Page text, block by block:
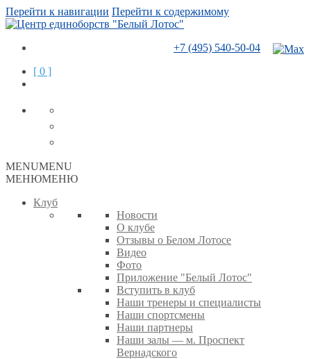
Перейти к навигации Перейти к содержимому
+7 (495) 540-50-04
[ 0 ]
MENUMENU
МЕНЮМЕНЮ
Клуб
Новости
О клубе
Отзывы о Белом Лотосе
Видео
Фото
Приложение "Белый Лотос"
Вступить в клуб
Наши тренеры и специалисты
Наши спортсмены
Наши партнеры
Наши залы — м. Проспект
Вернадского